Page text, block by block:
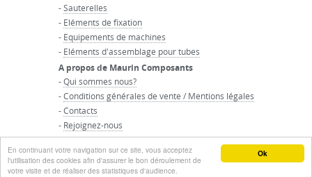
Ok
En continuant votre navigation sur ce site, vous acceptez
l'utilisation des cookies afin d'assurer le bon déroulement de
votre visite et de réaliser des statistiques d'audience.
-Sauterelles
- Eléments de fixation
- Equipements de machines
- Eléments d'assemblage pour tubes
A propos de Maurin Composants
-Qui sommes nous?
-Conditions générales de vente / Mentions légales
-Contacts
- Rejoignez-nous
-Accueil du groupe Maurin
© GROUPE MAURIN - Tous droits réservés